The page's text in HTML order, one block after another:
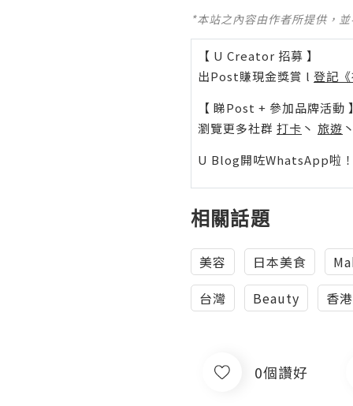
*本站之內容由作者所提供，
【 U Creator 招募 】
出Post賺現金獎賞 l 登記
【 睇Post + 參加品牌活動
瀏覽更多社群 打卡 丶 旅遊
U Blog開咗WhatsApp啦
相關話題
美容 日本美食
台灣
Beauty 香港
0個讚好